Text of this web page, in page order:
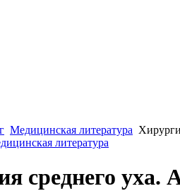
Медицинская литература
литература
среднего уха.